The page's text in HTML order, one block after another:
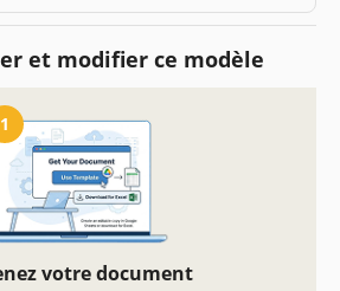
et modifier ce modèle
1
votre document